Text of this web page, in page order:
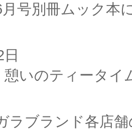
月号別冊ムック
憩いのティータ
ラブランド各店